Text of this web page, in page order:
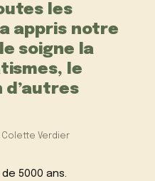
les
appris notre
soigne la
le
Colette Verdier
5000 ans.